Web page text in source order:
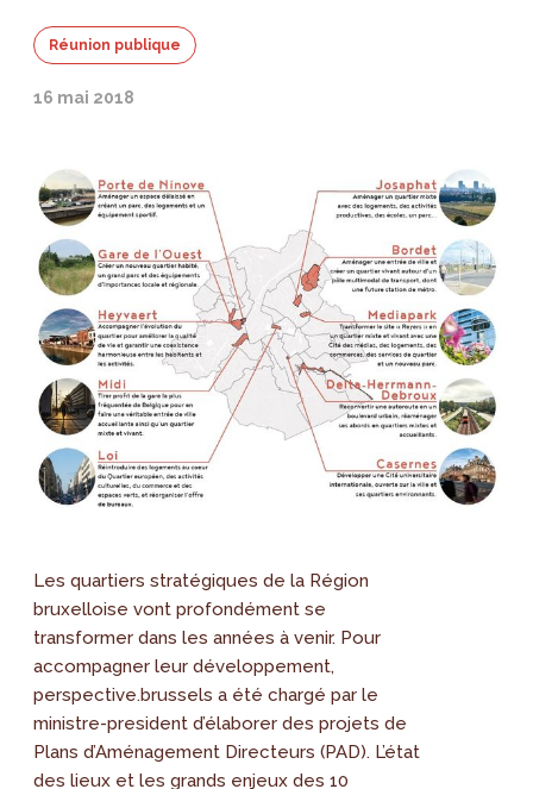
Réunion publique
16 mai 2018
Les quartiers stratégiques de la Région
bruxelloise vont profondément se
transformer dans les années à venir. Pour
accompagner leur développement,
perspective.brussels a été chargé par le
ministre-president d’élaborer des projets de
Plans d’Aménagement Directeurs (PAD). L’état
des lieux et les grands enjeux des 10